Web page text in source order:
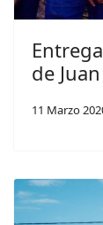
de
11 Marzo